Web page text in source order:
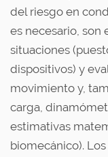
del riesgo en
es necesario, son
situaciones
dispositivos) y
movimiento y,
carga,
estimativas
biomecánico).